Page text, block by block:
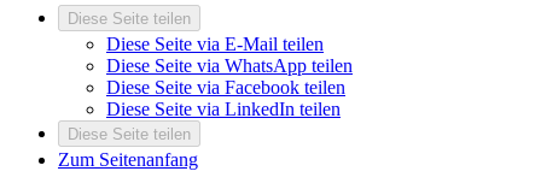
Diese Seite teilen
Diese Seite via E-Mail teilen
Diese Seite via WhatsApp teilen
Diese Seite via Facebook teilen
Diese Seite via LinkedIn teilen
Diese Seite teilen
Zum Seitenanfang